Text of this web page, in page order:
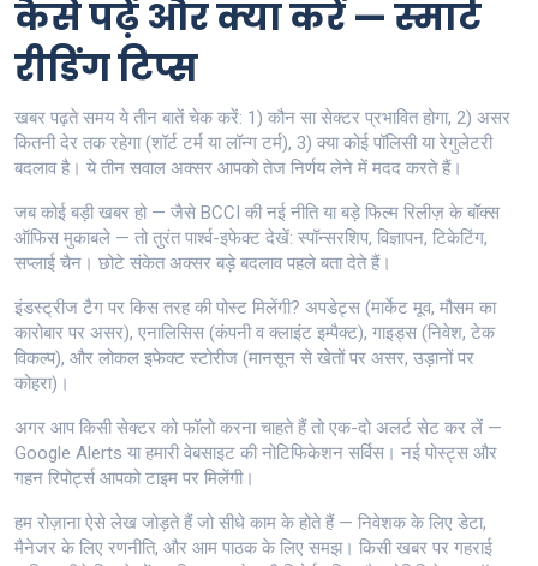
कैसे पढ़ें और क्या करें — स्मार्ट
रीडिंग टिप्स
खबर पढ़ते समय ये तीन बातें चेक करें: 1) कौन सा सेक्टर प्रभावित होगा, 2) असर
कितनी देर तक रहेगा (शॉर्ट टर्म या लॉन्ग टर्म), 3) क्या कोई पॉलिसी या रेगुलेटरी
बदलाव है। ये तीन सवाल अक्सर आपको तेज निर्णय लेने में मदद करते हैं।
जब कोई बड़ी खबर हो — जैसे BCCI की नई नीति या बड़े फिल्म रिलीज़ के बॉक्स
ऑफिस मुकाबले — तो तुरंत पार्श्व-इफेक्ट देखें: स्पॉन्सरशिप, विज्ञापन, टिकेटिंग,
सप्लाई चैन। छोटे संकेत अक्सर बड़े बदलाव पहले बता देते हैं।
इंडस्ट्रीज टैग पर किस तरह की पोस्ट मिलेंगी? अपडेट्स (मार्केट मूव, मौसम का
कारोबार पर असर), एनालिसिस (कंपनी व क्लाइंट इम्पैक्ट), गाइड्स (निवेश, टेक
विकल्प), और लोकल इफेक्ट स्टोरीज (मानसून से खेतों पर असर, उड़ानों पर
कोहरा)।
अगर आप किसी सेक्टर को फॉलो करना चाहते हैं तो एक-दो अलर्ट सेट कर लें —
Google Alerts या हमारी वेबसाइट की नोटिफिकेशन सर्विस। नई पोस्ट्स और
गहन रिपोर्ट्स आपको टाइम पर मिलेंगी।
हम रोज़ाना ऐसे लेख जोड़ते हैं जो सीधे काम के होते हैं — निवेशक के लिए डेटा,
मैनेजर के लिए रणनीति, और आम पाठक के लिए समझ। किसी खबर पर गहराई